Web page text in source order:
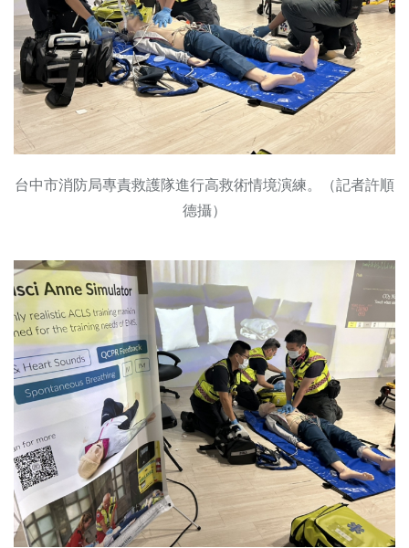
台中市消防局專責救護隊進行高救術情境演練。（記者許順
德攝）